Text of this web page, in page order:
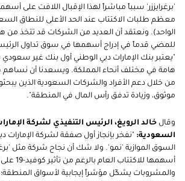
'برغرايززر' سبباً مباشراً لهذا الإقبال اللافت على
الواحد). ونعتقد أن العديد من الشركات قد تتخذ من هذا
للمضي قدماً في إدراج أسهمها في سوق تداول
"يعتبر بنك الإمارات دبي الوطني أول بنك غير
من خلال دعم الأفراد والشركات السعودية الذين
موثوق، وزيادة تدفق رأس المال في المنطقة".
وقال خالد الرويغ، الرئيس التنفيذي لشركة
السعودية: "نفخر بإنجاز أول صفقة لشركة الإمارات
السوق الموازية 'نمو'. ولا شك أن نجاح شركة مثل
أسهمها
والمشروبات يشكّل مؤشراً إيجابية لأسواق المنطقة؛